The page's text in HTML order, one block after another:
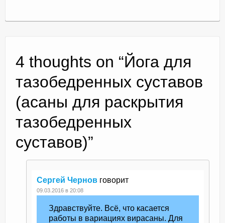
4 thoughts on “Йога для
тазобедренных суставов
(асаны для раскрытия
тазобедренных
суставов)”
Сергей Чернов говорит
09.03.2016 в 20:08
Здравствуйте. Всё, что касается
работы в вариациях вирасаны. Для